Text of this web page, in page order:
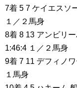
7着 5 7 ケイエスソ
１／２馬身
8着 8 13 アンビリ
1:46:4 １／２馬身
9着 7 11 デフィノ
１馬身